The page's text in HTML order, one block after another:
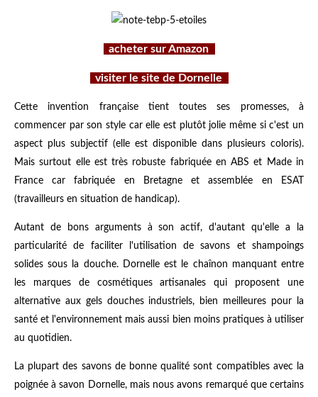
acheter sur Amazon
visiter le site de Dornelle
Cette invention française tient toutes ses promesses, à
commencer par son style car elle est plutôt jolie même si c'est un
aspect plus subjectif (elle est disponible dans plusieurs coloris).
Mais surtout elle est très robuste fabriquée en ABS et Made in
France car fabriquée en Bretagne et assemblée en ESAT
(travailleurs en situation de handicap).
Autant de bons arguments à son actif, d'autant qu'elle a la
particularité de faciliter l'utilisation de savons et shampoings
solides sous la douche. Dornelle est le chaînon manquant entre
les marques de cosmétiques artisanales qui proposent une
alternative aux gels douches industriels, bien meilleures pour la
santé et l'environnement mais aussi bien moins pratiques à utiliser
au quotidien.
La plupart des savons de bonne qualité sont compatibles avec la
poignée à savon Dornelle, mais nous avons remarqué que certains